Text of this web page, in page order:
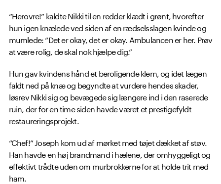
“Herovre!” kaldte Nikki til en redder klædt i grønt, hvorefter
hun igen knælede ved siden af en rædselsslagen kvinde og
mumlede: “Det er okay, det er okay. Ambulancen er her. Prøv
at være rolig, de skal nok hjælpe dig.”
Hun gav kvindens hånd et beroligende klem, og idet lægen
faldt ned på knæ og begyndte at vurdere hendes skader,
løsrev Nikki sig og bevægede sig længere ind i den raserede
ruin, der for en time siden havde været et prestigefyldt
restaureringsprojekt.
“Chef!” Joseph kom ud af mørket med tøjet dækket af støv.
Han havde en høj brandmand i hælene, der omhyggeligt og
effektivt trådte uden om murbrokkerne for at holde trit med
ham.